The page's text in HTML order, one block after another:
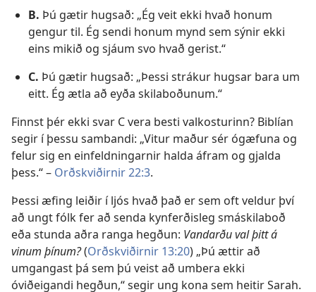
B. Þú gætir hugsað: „Ég veit ekki hvað honum
gengur til. Ég sendi honum mynd sem sýnir ekki
eins mikið og sjáum svo hvað gerist.“
C. Þú gætir hugsað: „Þessi strákur hugsar bara um
eitt. Ég ætla að eyða skilaboðunum.“
Finnst þér ekki svar C vera besti valkosturinn? Biblían
segir í þessu sambandi: „Vitur maður sér ógæfuna og
felur sig en einfeldningarnir halda áfram og gjalda
þess.“ – Orðskviðirnir 22:3.
Þessi æfing leiðir í ljós hvað það er sem oft veldur því
að ungt fólk fer að senda kynferðisleg smáskilaboð
eða stunda aðra ranga hegðun: Vandarðu val þitt á
vinum þínum?(Orðskviðirnir 13:20) „Þú ættir að
umgangast þá sem þú veist að umbera ekki
óviðeigandi hegðun,“ segir ung kona sem heitir Sarah.